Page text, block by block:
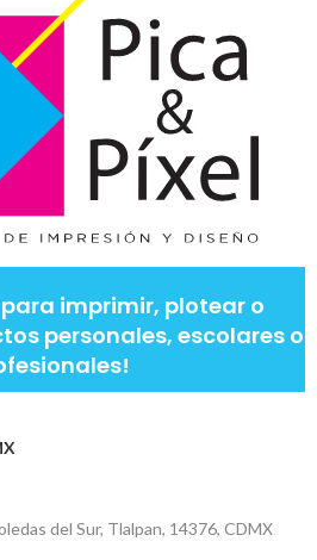
para imprimir, plotear o
personales, escolares o
del Sur, Tlalpan, 14376, CDMX